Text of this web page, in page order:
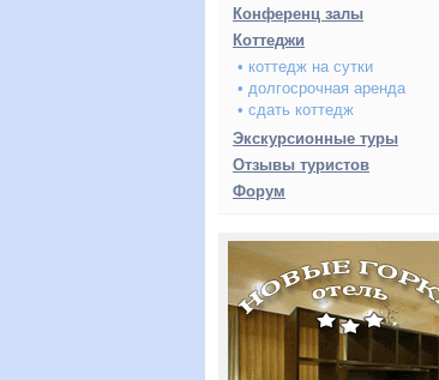
Конференц залы
Коттеджи
• коттедж на сутки
• долгосрочная аренда
• сдать коттедж
Экскурсионные туры
Отзывы туристов
Форум